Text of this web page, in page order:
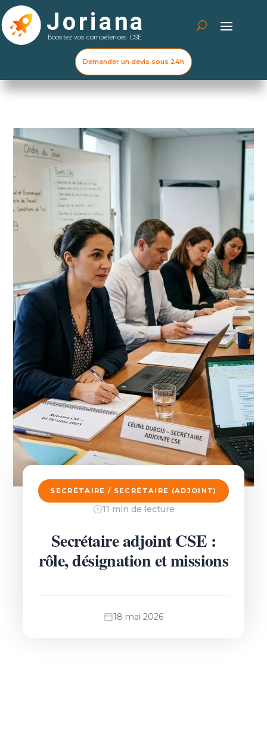
Demander un devis sous 24h
SECRÉTAIRE / SECRÉTAIRE (ADJOINT)
11 min de lecture
Secrétaire adjoint CSE :
rôle, désignation et missions
18 mai 2026